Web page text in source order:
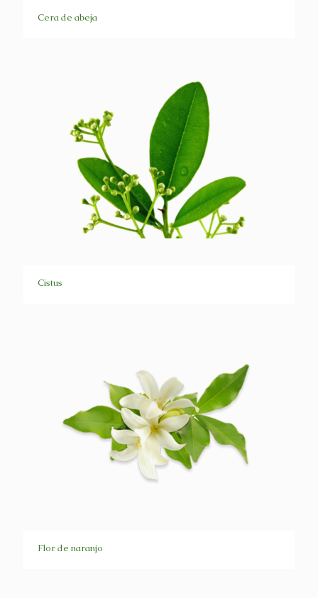
Cera de abeja
Cistus
Flor de naranjo